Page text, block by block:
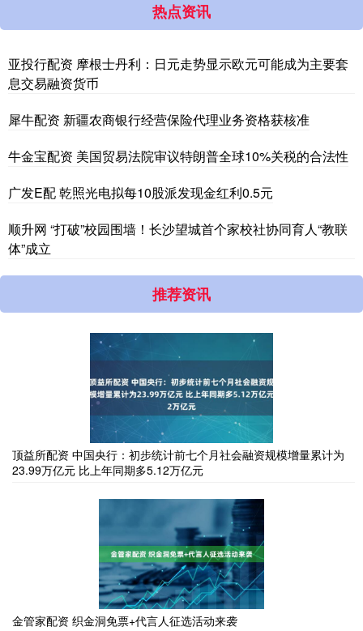
热点资讯
亚投行配资 摩根士丹利：日元走势显示欧元可能成为主要套
息交易融资货币
犀牛配资 新疆农商银行经营保险代理业务资格获核准
牛金宝配资 美国贸易法院审议特朗普全球10%关税的合法性
广发E配 乾照光电拟每10股派发现金红利0.5元
顺升网 “打破”校园围墙！长沙望城首个家校社协同育人“教联
体”成立
推荐资讯
顶益所配资 中国央行：初步统计前七个月社会融资规模增量累计为
23.99万亿元 比上年同期多5.12万亿元
金管家配资 织金洞免票+代言人征选活动来袭